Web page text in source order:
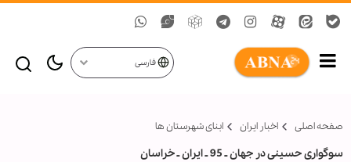
فارسی
صفحه اصلی اخبار ایران ابنای شهرستان ها
سوگواری حسینی در جهان ـ 95 ـ ایران ـ خراسان